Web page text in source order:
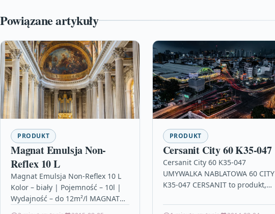
Powiązane artykuły
PRODUKT
Magnat Emulsja Non-
Reflex 10 L
Magnat Emulsja Non-Reflex 10 L
Kolor – biały | Pojemność – 10l |
Wydajność – do 12m²/l MAGNAT
PRODUKT
Cersanit City 60 K35-047
Cersanit City 60 K35-047
UMYWALKA NABLATOWA 60 CITY
K35-047 CERSANIT to produkt,
codzienne czynności w łazience.